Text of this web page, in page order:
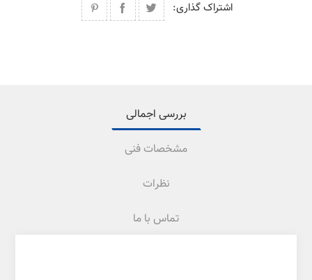
اشتراک گذاری:
بررسی اجمالی
مشخصات فنی
نظرات
تماس با ما